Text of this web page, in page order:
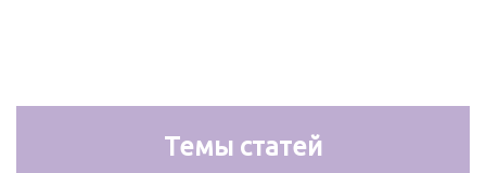
Темы статей